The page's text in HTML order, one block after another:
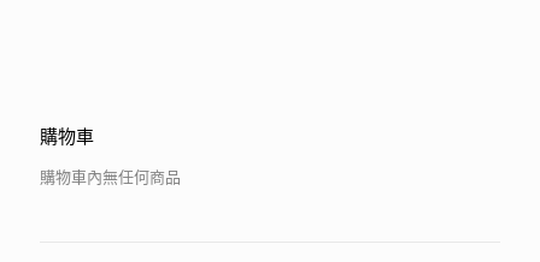
購物車
購物車內無任何商品